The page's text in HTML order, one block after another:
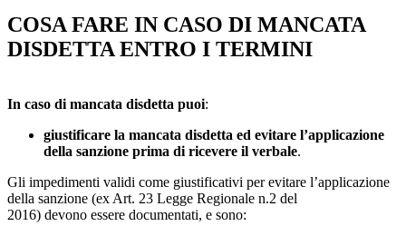
COSA FARE IN CASO DI MANCATA
DISDETTA ENTRO I TERMINI
In caso di mancata disdetta puoi:
giustificare la mancata disdetta ed evitare l’applicazione
della sanzione prima di ricevere il verbale.
Gli impedimenti validi come giustificativi per evitare l’applicazione
della sanzione (ex Art. 23 Legge Regionale n.2 del
2016) devono essere documentati, e sono: